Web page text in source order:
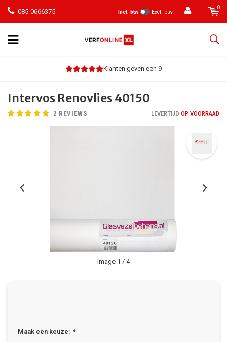
085-0666375 Incl. btw Excl. btw
0
Klanten geven een 9
Intervos Renovlies 40150
2 REVIEWS LEVERTIJD OP VOORRAAD
Image 1 / 4
Maak een keuze: *